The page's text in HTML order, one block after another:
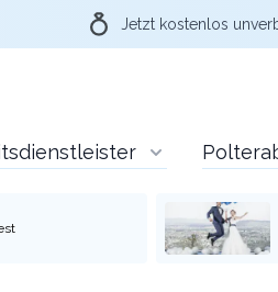
Jetzt kostenlos